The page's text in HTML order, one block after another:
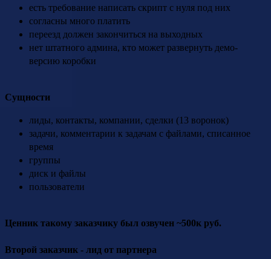
есть требование написать скрипт с нуля под них
согласны много платить
переезд должен закончиться на выходных
нет штатного админа, кто может развернуть демо-
версию коробки
Сущности
лиды, контакты, компании, сделки (13 воронок)
задачи, комментарии к задачам с файлами, списанное
время
группы
диск и файлы
пользователи
Ценник такому заказчику был озвучен ~500к руб.
Второй заказчик - лид от партнера